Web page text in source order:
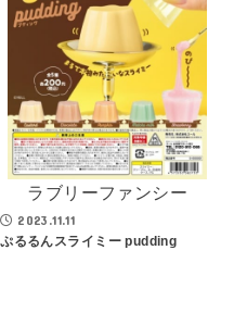
ラブリーファンシー
2023.11.11
ぷるるんスライミー pudding